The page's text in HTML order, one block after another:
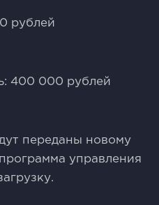
рублей
400 000 рублей
переданы новому
управления